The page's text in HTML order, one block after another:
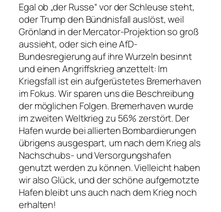
Egal ob „der Russe“ vor der Schleuse steht,
oder Trump den Bündnisfall auslöst, weil
Grönland in der Mercator-Projektion so groß
aussieht, oder sich eine AfD-
Bundesregierung auf ihre Wurzeln besinnt
und einen Angriffskrieg anzettelt: Im
Kriegsfall ist ein aufgerüstetes Bremerhaven
im Fokus. Wir sparen uns die Beschreibung
der möglichen Folgen. Bremerhaven wurde
im zweiten Weltkrieg zu 56% zerstört. Der
Hafen wurde bei allierten Bombardierungen
übrigens ausgespart, um nach dem Krieg als
Nachschubs- und Versorgungshafen
genutzt werden zu können. Vielleicht haben
wir also Glück, und der schöne aufgemotzte
Hafen bleibt uns auch nach dem Krieg noch
erhalten!